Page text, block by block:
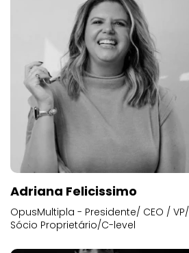
Adriana Felicissimo
OpusMultipla - Presidente/ CEO / VP/
Sócio Proprietário/C-level